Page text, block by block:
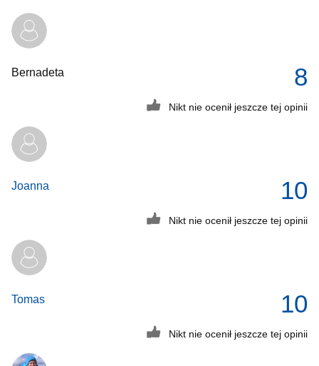
8
Bernadeta
Nikt nie ocenił jeszcze tej opinii
10
Joanna
Nikt nie ocenił jeszcze tej opinii
10
Tomas
Nikt nie ocenił jeszcze tej opinii